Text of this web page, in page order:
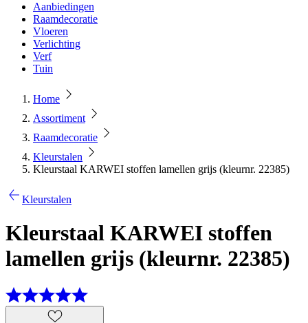
Aanbiedingen
Raamdecoratie
Vloeren
Verlichting
Verf
Tuin
Home
Assortiment
Raamdecoratie
Kleurstalen
Kleurstaal KARWEI stoffen lamellen grijs (kleurnr. 22385)
Kleurstalen
Kleurstaal KARWEI stoffen
lamellen grijs (kleurnr. 22385)